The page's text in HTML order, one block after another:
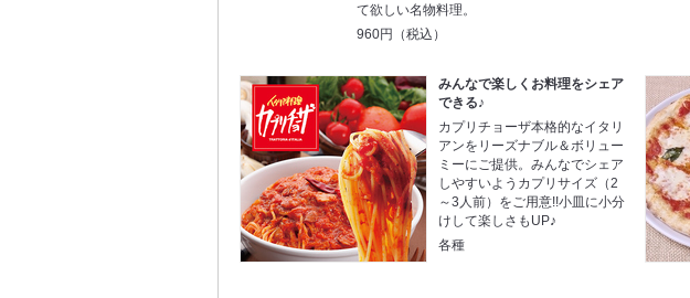
て欲しい名物料理。
960円（税込）
みんなで楽しくお料理をシェア
できる♪
カプリチョーザ本格的なイタリ
アンをリーズナブル＆ボリュー
ミーにご提供。みんなでシェア
しやすいようカプリサイズ（2
～3人前）をご用意!!小皿に小分
けして楽しさもUP♪
各種